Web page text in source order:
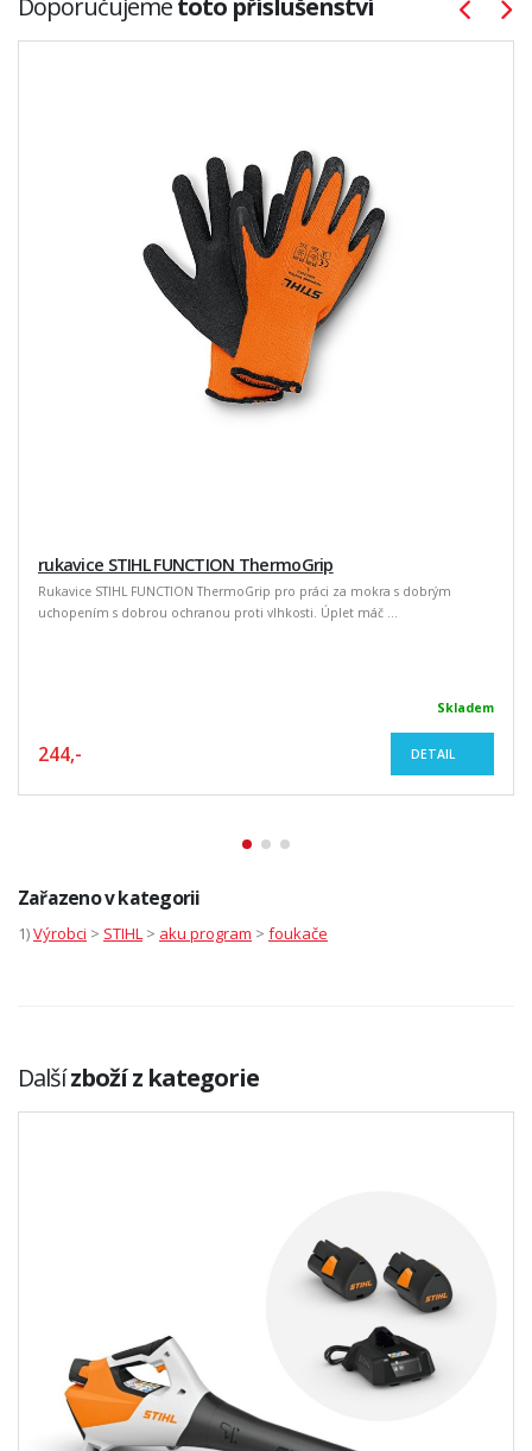
Doporučujemetoto příslušenství
rukavice STIHL FUNCTION ThermoGrip
Rukavice STIHL FUNCTION ThermoGrip pro práci za mokra s dobrým
uchopením s dobrou ochranou proti vlhkosti. Úplet máč ...
Skladem
244,- DETAIL
Zařazeno v kategorii
1)Výrobci > STIHL > aku program > foukače
Dalšízboží z kategorie